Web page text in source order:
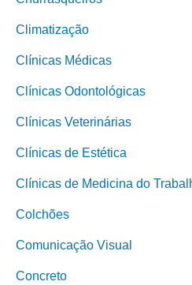
Climatização
Clínicas Médicas
Clínicas Odontológicas
Clínicas Veterinárias
Clínicas de Estética
Clínicas de Medicina do
Colchões
Comunicação Visual
Concreto